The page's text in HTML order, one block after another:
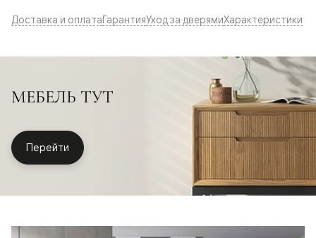
Доставка и оплатаГарантияУход за дверямиХарактеристики
МЕБЕЛЬ ТУТ
Перейти